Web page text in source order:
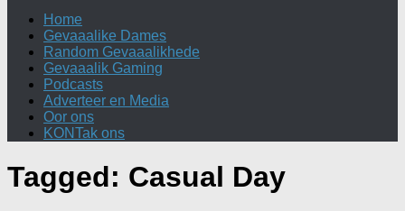
Home
Gevaaalike Dames
Random Gevaaalikhede
Gevaaalik Gaming
Podcasts
Adverteer en Media
Oor ons
KONTak ons
Tagged: Casual Day